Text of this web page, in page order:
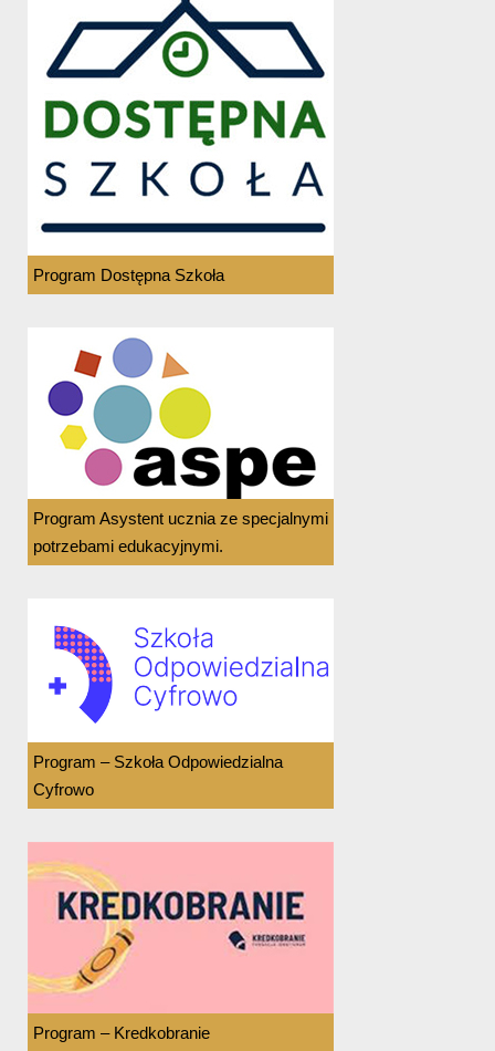
Program Dostępna Szkoła
Program Asystent ucznia ze specjalnymi
potrzebami edukacyjnymi.
Program – Szkoła Odpowiedzialna
Cyfrowo
Program – Kredkobranie